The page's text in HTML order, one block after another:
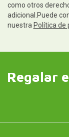
como otros
adicional.Puede
nuestra Política de
Regalar